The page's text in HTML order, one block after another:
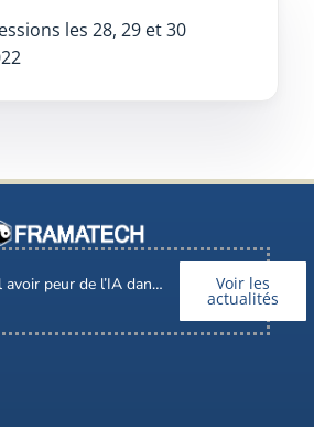
les 28, 29 et 30
peur de l’IA dans nos métiers ? Voir les
actualités